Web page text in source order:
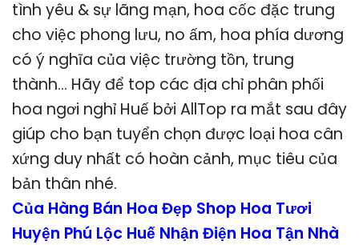
tình yêu & sự lãng mạn, hoa cốc đặc trung
cho việc phong lưu, no ấm, hoa phía dương
có ý nghĩa của việc trường tồn, trung
thành… Hãy để top các địa chỉ phân phối
hoa ngơi nghỉ Huế bởi AllTop ra mắt sau đây
giúp cho bạn tuyển chọn được loại hoa cân
xứng duy nhất có hoàn cảnh, mục tiêu của
bản thân nhé.
Của Hàng Bán Hoa Đẹp Shop Hoa Tươi
Huyện Phú Lộc Huế Nhận Điện Hoa Tận Nhà